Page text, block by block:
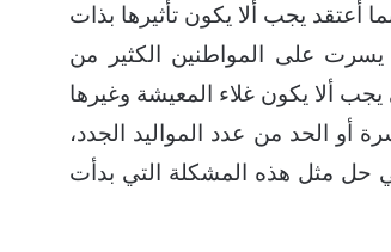
أعتقد يجب ألا يكون تأثيرها بذات
يسرت على المواطنين الكثير من
يجب ألا يكون غلاء المعيشة وغيرها
أو الحد من عدد المواليد الجدد،
مثل هذه المشكلة التي بدأت